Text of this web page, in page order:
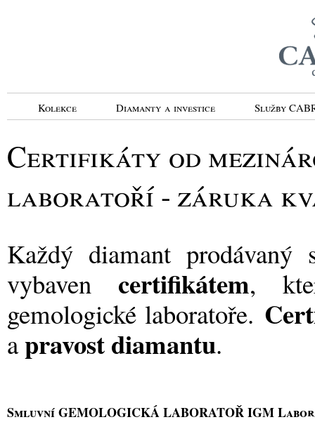
Kolekce Diamanty a investice Služby
Certifikáty od
laboratoří - záruka
Každý diamant prodávaný
vybaven certifikátem,
gemologické laboratoře.
apravostdiamantu.
Smluvní GEMOLOGICKÁ LABORATOŘ IGM